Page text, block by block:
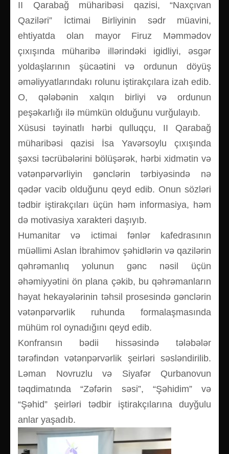
II Qarabağ müharibəsi qazisi, “Naxçıvan
Qaziləri” İctimai Birliyinin sədr müavini,
ehtiyatda olan mayor Firuz Məmmədov
çıxışında müharibə illərindəki igidliyi, əsgər
yoldaşlarının şücaətini və ordunun döyüş
əməliyyatlarındakı rolunu iştirakçılara izah edib.
O, qələbənin xalqın birliyi və ordunun
peşəkarlığı ilə mümkün olduğunu vurğulayıb.
Xüsusi təyinatlı hərbi qulluqçu, II Qarabağ
müharibəsi qazisi İsa Yavərsoylu çıxışında
şəxsi təcrübələrini bölüşərək, hərbi xidmətin və
vətənpərvərliyin gənclərin tərbiyəsində nə
qədər vacib olduğunu qeyd edib. Onun sözləri
tədbir iştirakçıları üçün həm informasiya, həm
də motivasiya xarakteri daşıyıb.
Humanitar və ictimai fənlər kafedrasının
müəllimi Aslan İbrahimov şəhidlərin və qazilərin
qəhrəmanlıq yolunun gənc nəsil üçün
əhəmiyyətini ön plana çəkib, bu qəhrəmanların
həyat hekayələrinin təhsil prosesində gənclərin
vətənpərvərlik ruhunda formalaşmasında
mühüm rol oynadığını qeyd edib.
Konfransın bədii hissəsində tələbələr
tərəfindən vətənpərvərlik şeirləri səsləndirilib.
Ləman Novruzlu və Siyafər Qurbanovun
təqdimatında “Zəfərin səsi”, “Şəhidim” və
“Şəhid” şeirləri tədbir iştirakçılarına duyğulu
anlar yaşadıb.